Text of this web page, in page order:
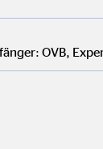
OVB,